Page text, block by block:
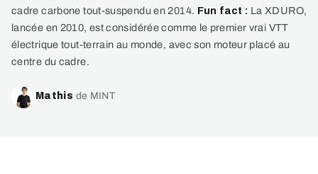
cadre carbone tout-suspendu en 2014. Fun fact : La XDURO,
lancée en 2010, est considérée comme le premier vrai VTT
électrique tout-terrain au monde, avec son moteur placé au
centre du cadre.
Mathis de MINT